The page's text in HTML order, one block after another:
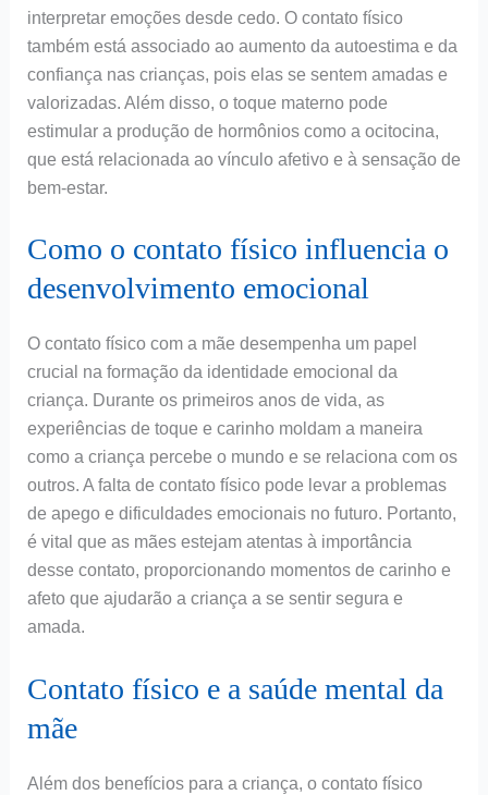
interpretar emoções desde cedo. O contato físico
também está associado ao aumento da autoestima e da
confiança nas crianças, pois elas se sentem amadas e
valorizadas. Além disso, o toque materno pode
estimular a produção de hormônios como a ocitocina,
que está relacionada ao vínculo afetivo e à sensação de
bem-estar.
Como o contato físico influencia o
desenvolvimento emocional
O contato físico com a mãe desempenha um papel
crucial na formação da identidade emocional da
criança. Durante os primeiros anos de vida, as
experiências de toque e carinho moldam a maneira
como a criança percebe o mundo e se relaciona com os
outros. A falta de contato físico pode levar a problemas
de apego e dificuldades emocionais no futuro. Portanto,
é vital que as mães estejam atentas à importância
desse contato, proporcionando momentos de carinho e
afeto que ajudarão a criança a se sentir segura e
amada.
Contato físico e a saúde mental da
mãe
Além dos benefícios para a criança, o contato físico